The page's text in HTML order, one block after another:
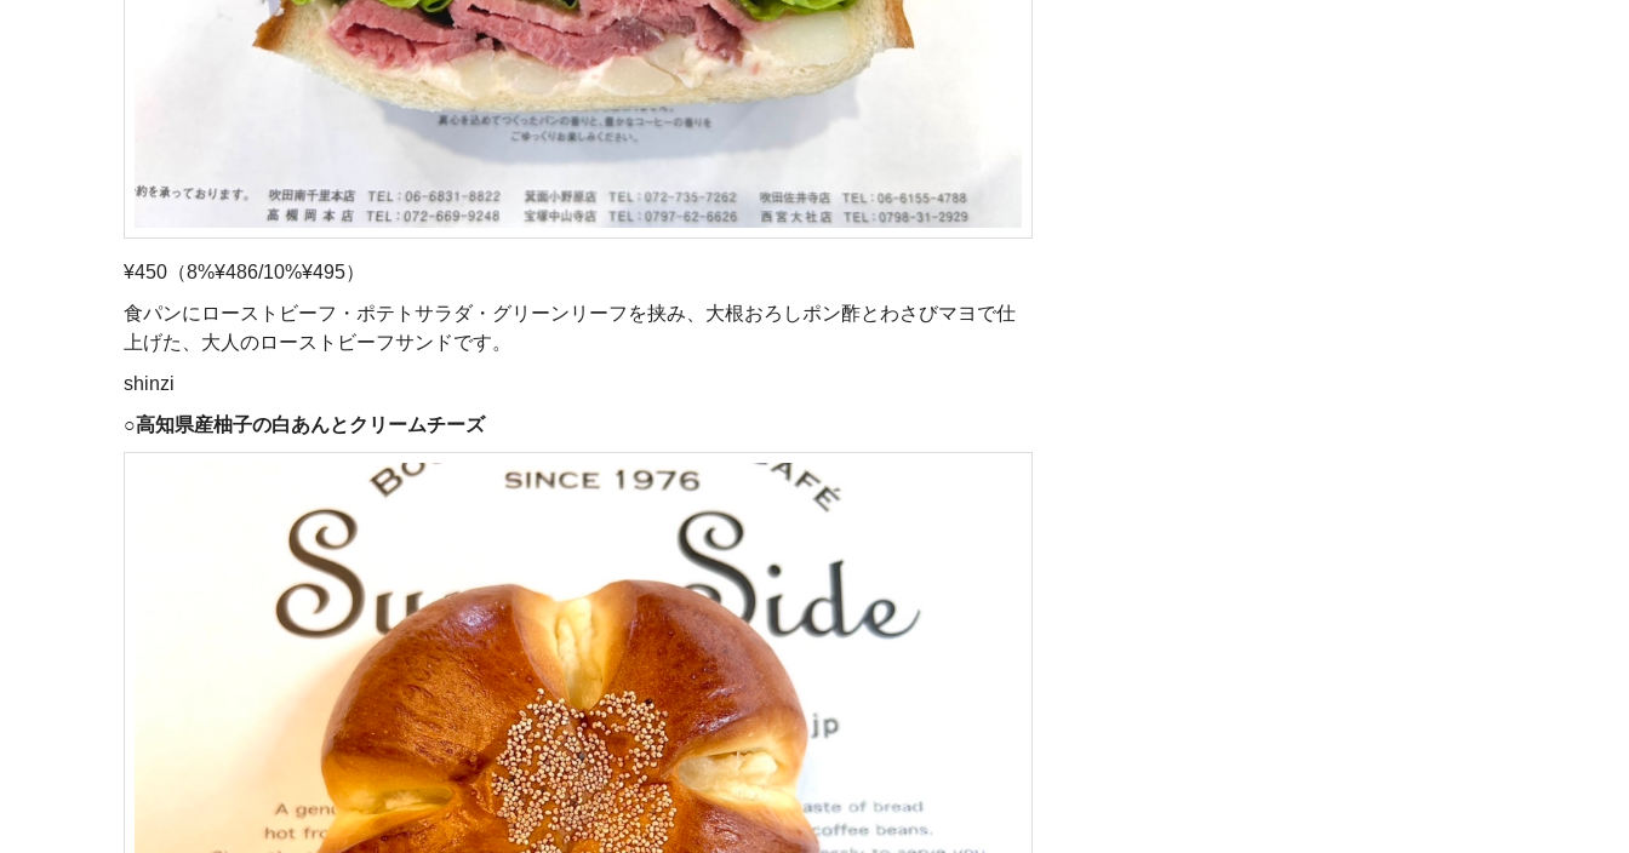
¥450（8%¥486/10%¥495）
食パンにローストビーフ・ポテトサラダ・グリーンリーフを挟み、大根おろしポン酢とわさびマヨで仕
上げた、大人のローストビーフサンドです。
shinzi
○高知県産柚子の白あんとクリームチーズ